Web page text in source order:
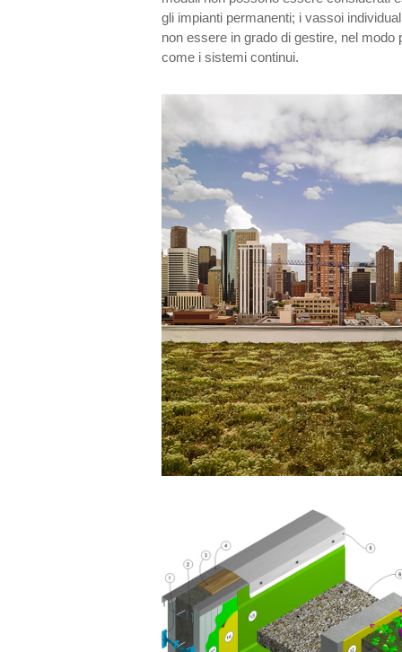
gli impianti permanenti; i vassoi
non essere in grado di gestire, nel modo
come i sistemi continui.